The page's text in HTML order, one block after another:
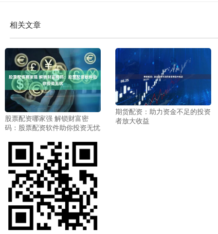
相关文章
股票配资哪家强 解锁财富密
码：股票配资软件助你投资无忧
期货配资：助力资金不足的投资
者放大收益